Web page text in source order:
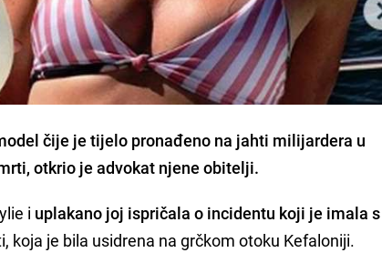
čije je tijelo pronađeno na jahti milijardera u
otkrio je advokat njene obitelji.
i uplakano joj ispričala o incidentu koji je imala s
koja je bila usidrena na grčkom otoku Kefaloniji.